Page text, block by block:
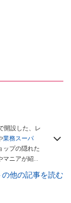
開設した、レ
業務スーパ
ップの隠れた
ニアが紹介
。毎日トレン
他の記事を読む